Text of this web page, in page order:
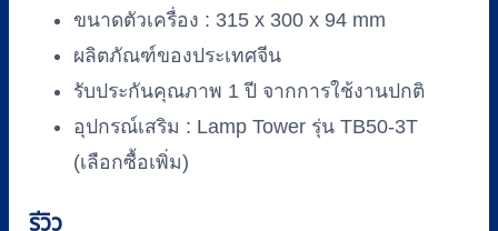
ขนาดตัวเครื่อง : 315 x 300 x 94 mm
ผลิตภัณฑ์ของประเทศจีน
รับประกันคุณภาพ 1 ปี จากการใช้งานปกติ
อุปกรณ์เสริม : Lamp Tower รุ่น TB50-3T
(เลือกซื้อเพิ่ม)
รีวิว